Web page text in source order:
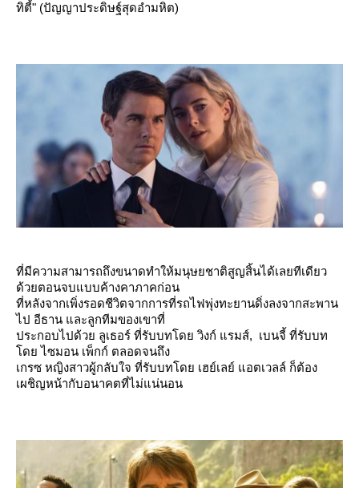
ทิตี้" (ปัญญาประดิษฐ์สุดอำมหิต)
ที่มีความสามารถถึงขนาดทำให้มนุษยชาติสูญสิ้นได้เลยทีเดียว
ด้วยตอนจบแบบค้างคาภาคก่อน
ที่หลังจากเพิ่งรอดชีวิตจากการที่รถไฟพุ่งทะยานดิ่งลงจากสะพาน
ไป อีธาน และลูกทีมของเขาที่
ประกอบไปด้วย ลูเธอร์ ที่รับบทโดย วิงก์ แรมส์, เบนจี้ ที่รับบท
ดย ไซมอน เพ็กก์ ตลอดจนถึง
เกรซ หญิงสาวผู้กลับใจ ที่รับบทโดย เฮย์เลย์ แอตเวลล์ ก็ต้อง
เผชิญหน้ากับอนาคตที่ไม่แน่นอน